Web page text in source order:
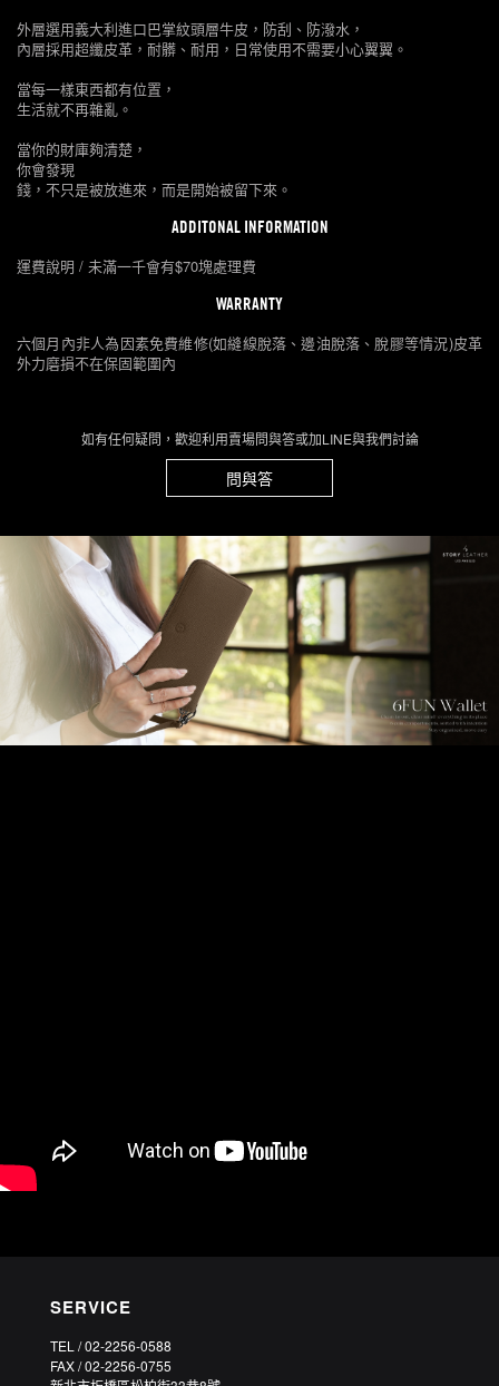
外層選用義大利進口巴掌紋頭層牛皮，防刮、防潑水，
內層採用超纖皮革，耐髒、耐用，日常使用不需要小心翼翼。
當每一樣東西都有位置，
生活就不再雜亂。
當你的財庫夠清楚，
你會發現
錢，不只是被放進來，而是開始被留下來。
ADDITONAL INFORMATION
運費說明 / 未滿一千會有$70塊處理費
WARRANTY
六個月內非人為因素免費維修(如縫線脫落、邊油脫落、脫膠等情況)皮革
外力磨損不在保固範圍內
如有任何疑問，歡迎利用賣場問與答或加LINE與我們討論
問與答
SERVICE
TEL / 02-2256-0588
FAX / 02-2256-0755